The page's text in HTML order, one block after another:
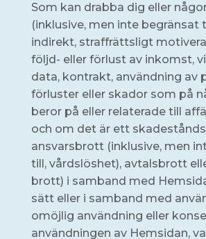
Som kan drabba dig eller
(inklusive, men inte begränsat
indirekt, straffrättsligt
följd- eller förlust av inkomst,
data, kontrakt, användning av
förluster eller skador som på
beror på eller relaterade till
och om det är ett
ansvarsbrott (inklusive, men
till, vårdslöshet), avtalsbrott
brott) i samband med
sätt eller i samband med
omöjlig användning eller
användningen av Hemsidan,